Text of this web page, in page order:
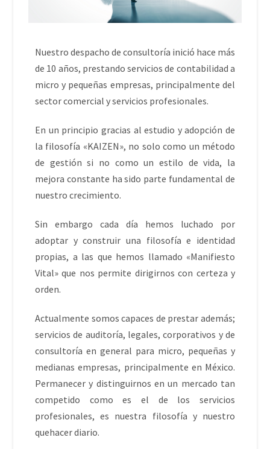
Nuestro despacho de consultoría inició hace más
de 10 años, prestando servicios de contabilidad a
micro y pequeñas empresas, principalmente del
sector comercial y servicios profesionales.
En un principio gracias al estudio y adopción de
la filosofía «KAIZEN», no solo como un método
de gestión si no como un estilo de vida, la
mejora constante ha sido parte fundamental de
nuestro crecimiento.
Sin embargo cada día hemos luchado por
adoptar y construir una filosofía e identidad
propias, a las que hemos llamado «Manifiesto
Vital» que nos permite dirigirnos con certeza y
orden.
Actualmente somos capaces de prestar además;
servicios de auditoría, legales, corporativos y de
consultoría en general para micro, pequeñas y
medianas empresas, principalmente en México.
Permanecer y distinguirnos en un mercado tan
competido como es el de los servicios
profesionales, es nuestra filosofía y nuestro
quehacer diario.